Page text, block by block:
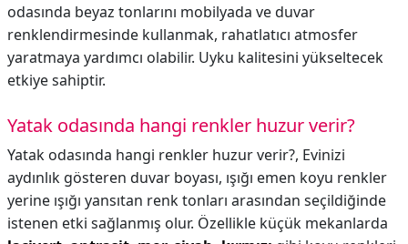
odasında beyaz tonlarını mobilyada ve duvar
renklendirmesinde kullanmak, rahatlatıcı atmosfer
yaratmaya yardımcı olabilir. Uyku kalitesini yükseltecek
etkiye sahiptir.
Yatak odasında hangi renkler huzur verir?
Yatak odasında hangi renkler huzur verir?, Evinizi
aydınlık gösteren duvar boyası, ışığı emen koyu renkler
yerine ışığı yansıtan renk tonları arasından seçildiğinde
istenen etki sağlanmış olur. Özellikle küçük mekanlarda